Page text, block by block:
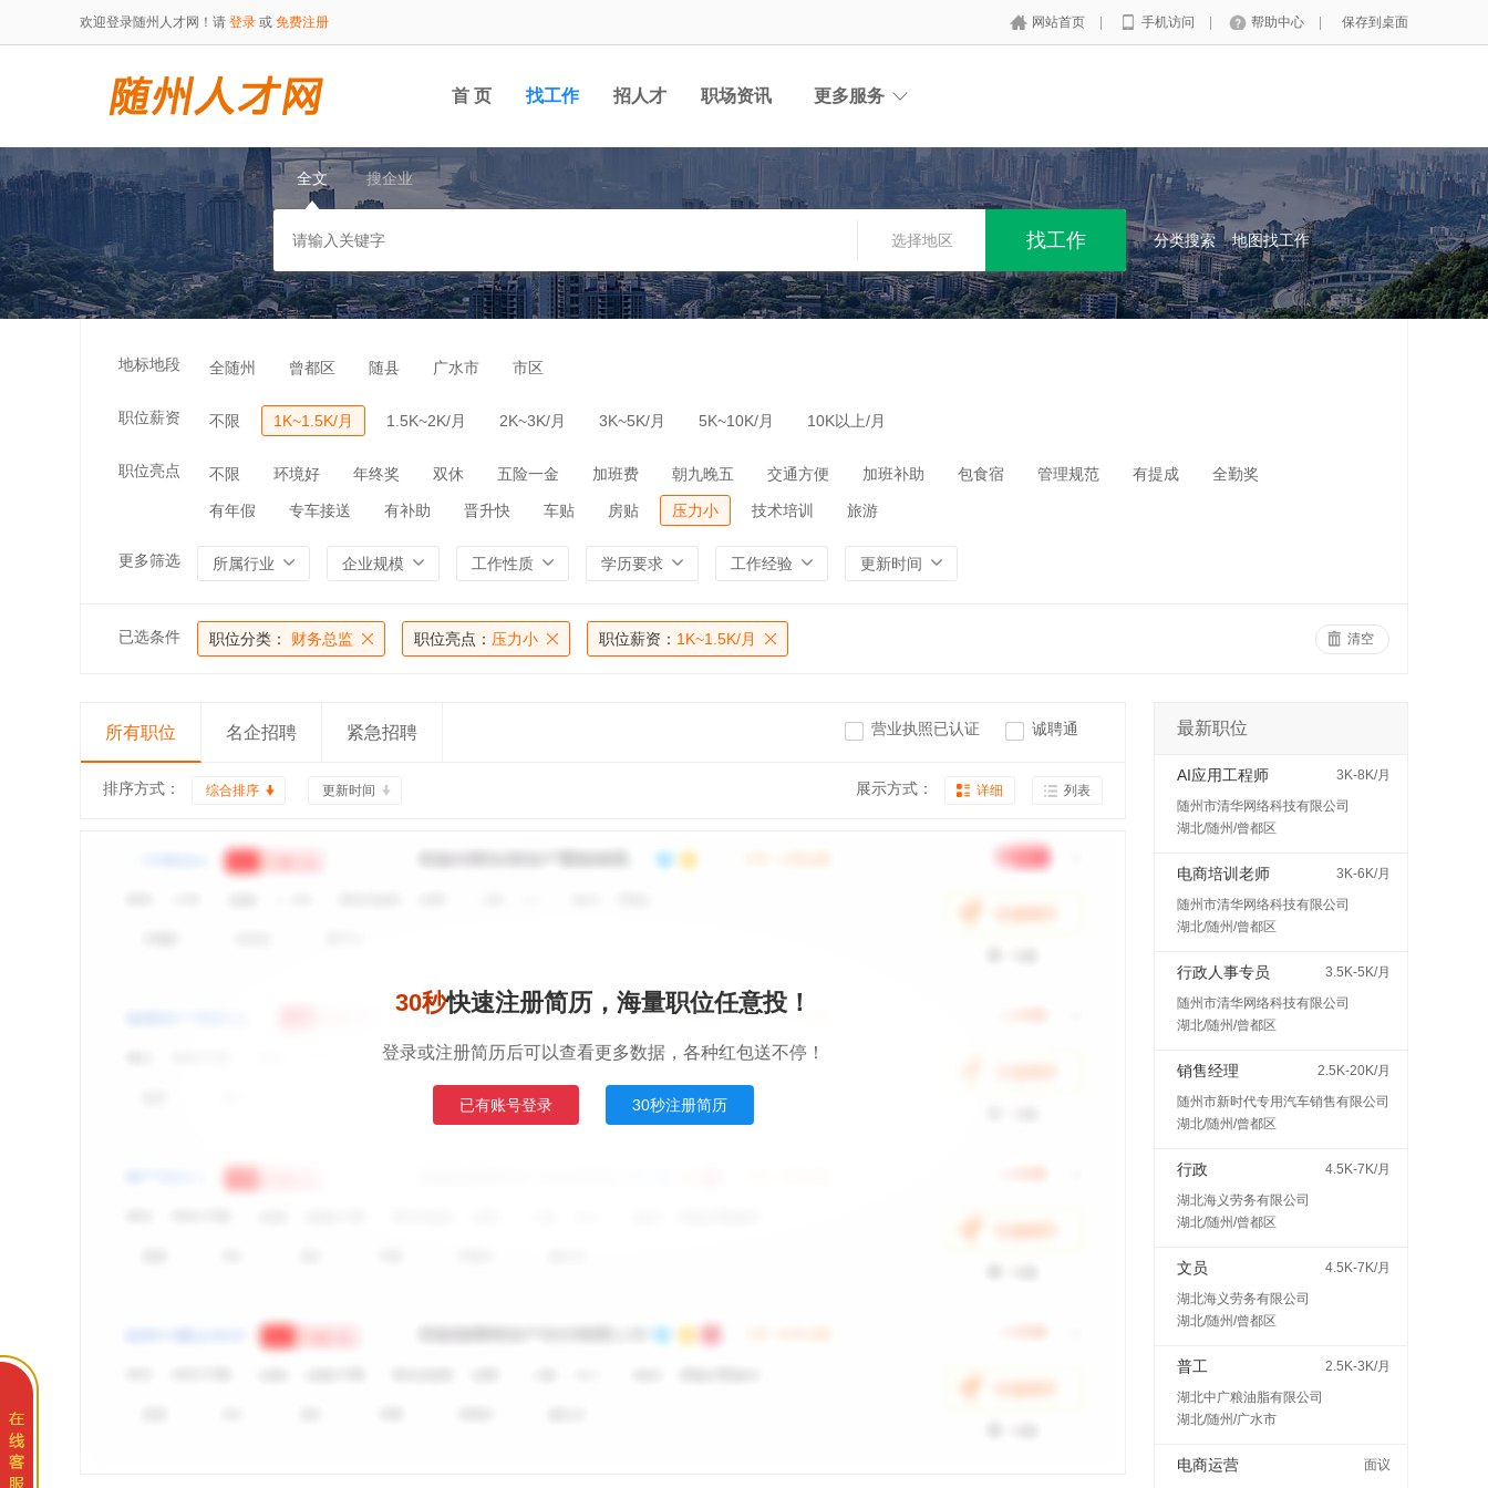
欢迎登录随州人才网！请 登录 或 免费注册 网站首页 手机访问 帮助中心 保存到桌面
首 页 找工作 招人才 职场资讯 更多服务
全文 搜企业
选择地区 分类搜索 地图找工作
地标地段 全随州 曾都区 随县 广水市 市区
职位薪资 不限 1K~1.5K/月 1.5K~2K/月 2K~3K/月 3K~5K/月 5K~10K/月 10K以上/月
职位亮点 不限 环境好 年终奖 双休 五险一金 加班费 朝九晚五 交通方便 加班补助 包食宿 管理规范 有提成 全勤奖
有年假 专车接送 有补助 晋升快 车贴 房贴 压力小 技术培训 旅游
更多筛选 所属行业 企业规模 工作性质 学历要求 工作经验 更新时间
已选条件 职位分类： 财务总监 职位亮点： 压力小 职位薪资： 1K~1.5K/月 清空
所有职位 名企招聘 紧急招聘 营业执照已认证 诚聘通
排序方式： 综合排序 更新时间 展示方式： 详细 列表
30秒快速注册简历，海量职位任意投！
登录或注册简历后可以查看更多数据，各种红包送不停！
已有账号登录 30秒注册简历
最新职位
AI应用工程师
3K-8K/月
随州市清华网络科技有限公司
湖北/随州/曾都区
电商培训老师
3K-6K/月
随州市清华网络科技有限公司
湖北/随州/曾都区
行政人事专员
3.5K-5K/月
随州市清华网络科技有限公司
湖北/随州/曾都区
销售经理
2.5K-20K/月
随州市新时代专用汽车销售有限公司
湖北/随州/曾都区
行政
4.5K-7K/月
湖北海义劳务有限公司
湖北/随州/曾都区
文员
4.5K-7K/月
湖北海义劳务有限公司
湖北/随州/曾都区
普工
2.5K-3K/月
湖北中广粮油脂有限公司
湖北/随州/广水市
电商运营 面议